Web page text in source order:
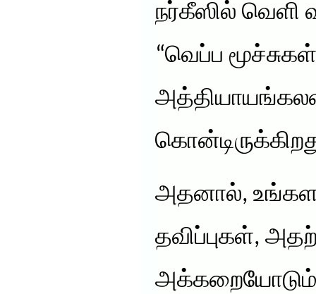
நர்கீஸில் வெளி
“வெப்ப
அதனால்,
தவிப்புகள்,